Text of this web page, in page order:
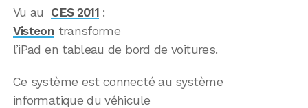
Vu au CES 2011 :
Visteon transforme
l’iPad en tableau de bord de voitures.
Ce système est connecté au système
informatique du véhicule